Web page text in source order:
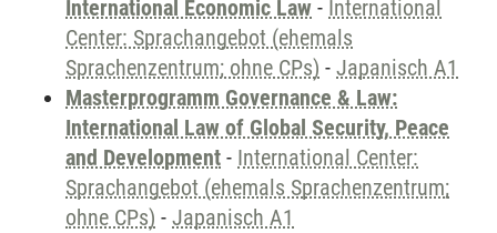
International Economic Law - International
Center: Sprachangebot (ehemals
Sprachenzentrum; ohne CPs) - Japanisch A1
Masterprogramm Governance & Law:
International Law of Global Security, Peace
and Development - International Center:
Sprachangebot (ehemals Sprachenzentrum;
ohne CPs) - Japanisch A1